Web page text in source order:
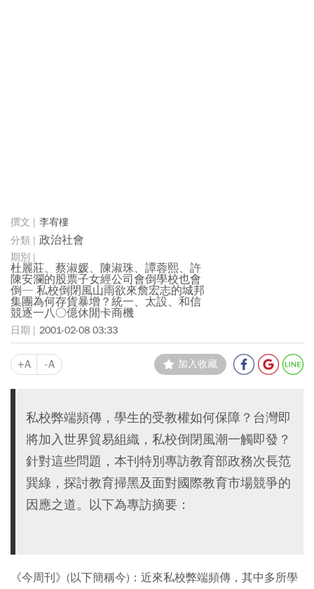
李宥樓
政治社會
杜麗莊、蔡淑媛、陳淑珠、譚蓉熙、許
陳安瀾的股票子女經公司會倒學校也會
倒─ 私校倒閉風山雨欲來詹宏志的城邦
集團為何存貨暴增？統一、太設、和信
競逐一八○億休閒卡商機
2001-02-08 03:33
+A -A 加入收藏
私校弊端頻傳，學生的受教權如何保障？台灣即
將加入世界貿易組織，私校倒閉風潮一觸即發？
針對這些問題，本刊特別專訪教育部政務次長范
巽綠，探討教育掃黑及面對國際教育市場競爭的
因應之道。以下為專訪摘要：
《今周刊》(以下簡稱今)：近來私校弊端頻傳，其中多所學